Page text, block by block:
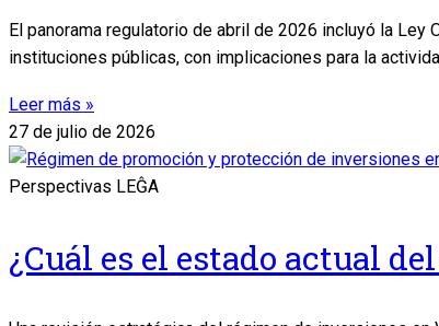
El panorama regulatorio de abril de 2026 incluyó la
instituciones públicas, con implicaciones para la
Leer más »
27 de julio de 2026
Perspectivas LEĜA
¿Cuál es el estado actual